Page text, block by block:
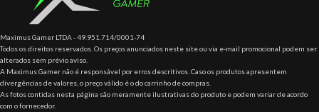
Maximus Gamer LTDA - 49.951.714/0001-74
Todos os direitos reservados. Os preços anunciados neste site ou via e-mail promocional podem ser
alterados sem prévio aviso.
A Maximus Gamer não é responsável por erros descritivos. Caso os produtos apresentem
divergências de valores, o preço válido é o do carrinho de compras.
As fotos contidas nesta página são meramente ilustrativas do produto e podem variar de acordo
com o fornecedor.